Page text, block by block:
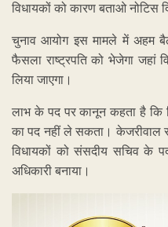
विधायकों को कारण बताओ नोटिस
चुनाव आयोग इस मामले में अहम
फैसला राष्ट्रपति को भेजेगा जहां
लिया जाएगा।
लाभ के पद पर कानून कहता है कि
का पद नहीं ले सकता। केजरीवाल
विधायकों को संसदीय सचिव के
अधिकारी बनाया।